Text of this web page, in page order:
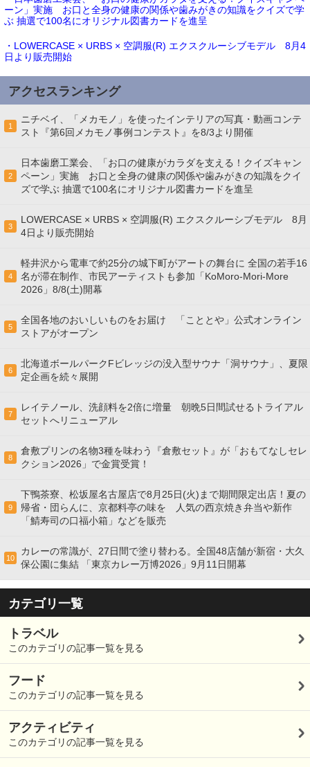
ーン」実施 お口と全身の健康の関係や歯みがきの知識をクイズで学
ぶ 抽選で100名にオリジナル図書カードを進呈
・LOWERCASE × URBS × 空調服(R) エクスクルーシブモデル 8月4
日より販売開始
アクセスランキング
1
ニチベイ、「メカモノ」を使ったインテリアの写真・動画コンテ
スト『第6回メカモノ事例コンテスト』を8/3より開催
2
日本歯磨工業会、「お口の健康がカラダを支える！クイズキャン
ペーン」実施 お口と全身の健康の関係や歯みがきの知識をクイ
ズで学ぶ 抽選で100名にオリジナル図書カードを進呈
3
LOWERCASE × URBS × 空調服(R) エクスクルーシブモデル 8月
4日より販売開始
4
軽井沢から電車で約25分の城下町がアートの舞台に 全国の若手16
名が滞在制作、市民アーティストも参加「KoMoro-Mori-More
2026」8/8(土)開幕
5
全国各地のおいしいものをお届け 「こととや」公式オンライン
ストアがオープン
6
北海道ボールパークFビレッジの没入型サウナ「洞サウナ」、夏限
定企画を続々展開
7
レイテノール、洗顔料を2倍に増量 朝晩5日間試せるトライアル
セットへリニューアル
8
倉敷プリンの名物3種を味わう『倉敷セット』が「おもてなしセレ
クション2026」で金賞受賞！
9
下鴨茶寮、松坂屋名古屋店で8月25日(火)まで期間限定出店！夏の
帰省・団らんに、京都料亭の味を 人気の西京焼き弁当や新作
「鯖寿司の口福小箱」などを販売
10
カレーの常識が、27日間で塗り替わる。全国48店舗が新宿・大久
保公園に集結 「東京カレー万博2026」9月11日開幕
カテゴリ一覧
トラベル
このカテゴリの記事一覧を見る
フード
このカテゴリの記事一覧を見る
アクティビティ
このカテゴリの記事一覧を見る